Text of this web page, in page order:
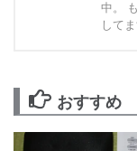
中。
してま
おすすめ